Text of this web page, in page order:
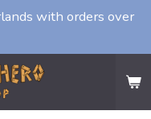
with orders over